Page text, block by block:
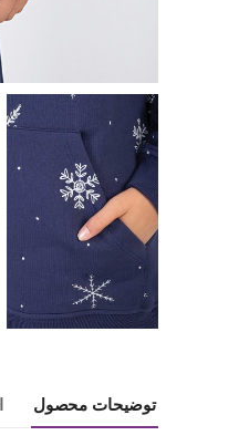
توضیحات محصول